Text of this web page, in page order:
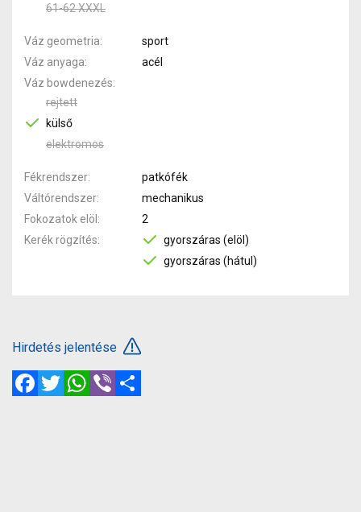
61-62 XXXL
Váz geometria
sport
Váz anyaga
acél
Váz bowdenezés
rejtett
külső
elektromos
Fékrendszer
patkófék
Váltórendszer
mechanikus
Fokozatok elöl
2
Kerék rögzítés
gyorszáras (elöl)
gyorszáras (hátul)
Hirdetés jelentése
FacebookTwitterWhatsApp
Viber